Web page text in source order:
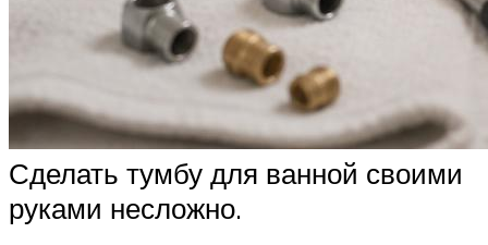
Сделать тумбу для ванной своими
руками несложно.